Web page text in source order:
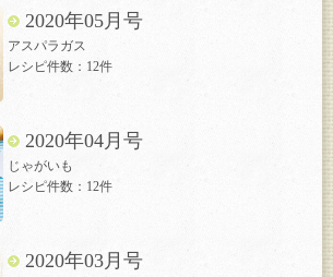
2020年05月号
アスパラガス
レシピ件数：12件
2020年04月号
じゃがいも
レシピ件数：12件
2020年03月号